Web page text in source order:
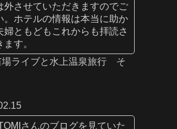
外させていただきますのでご
。ホテルの情報は本当に助か
婦ともどもこれからも拝読さ
す。
場ライブと水上温泉旅行 そ
さんのブログを見ていた